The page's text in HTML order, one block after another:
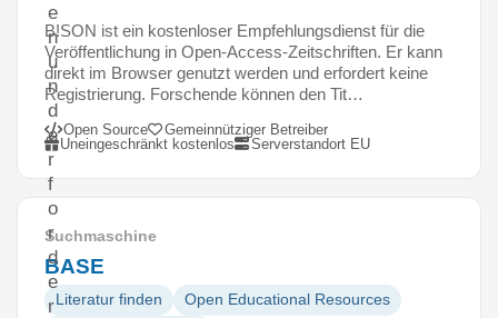
e
n
u
n
d
e
r
f
o
r
d
e
r
B!SON ist ein kostenloser Empfehlungsdienst für die
Veröffentlichung in Open-Access-Zeitschriften. Er kann
direkt im Browser genutzt werden und erfordert keine
Registrierung. Forschende können den Tit…
Open Source
Gemeinnütziger Betreiber
Uneingeschränkt kostenlos
Serverstandort EU
Suchmaschine
BASE
Literatur finden
Open Educational Resources